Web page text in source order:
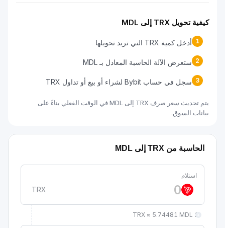
كيفية تحويل TRX إلى MDL
1 أدخل كمية TRX التي تريد تحويلها
2 ستعرض الآلة الحاسبة المعادل بـ MDL
3 سجل في حساب Bybit لشراء أو بيع أو تداول TRX
يتم تحديث سعر صرف TRX إلى MDL في الوقت الفعلي بناءً على
بيانات السوق.
الحاسبة من TRX إلى MDL
استلام
TRX
1 TRX ≈ 5.74481 MDL